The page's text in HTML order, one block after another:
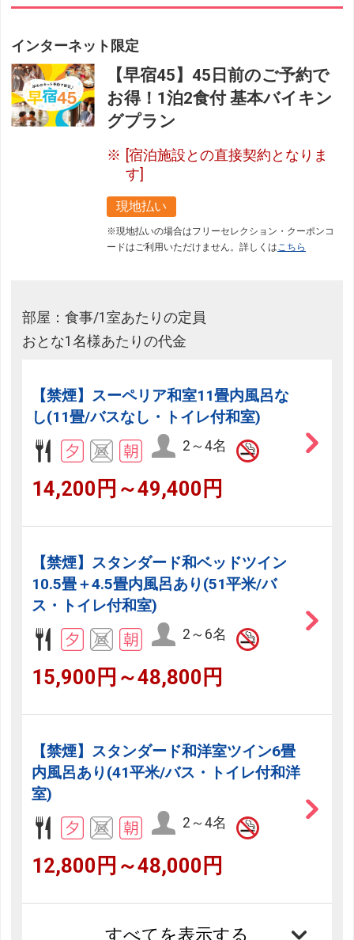
インターネット限定
【早宿45】45日前のご予約で
お得！1泊2食付 基本バイキン
グプラン
[宿泊施設との直接契約となりま
す]
現地払い
※現地払いの場合はフリーセレクション・クーポンコ
ードはご利用いただけません。詳しくはこちら
部屋：食事/1室あたりの定員
おとな1名様あたりの代金
【禁煙】スーペリア和室11畳内風呂な
し(11畳/バスなし・トイレ付和室)
2～4名
14,200円～49,400円
【禁煙】スタンダード和ベッドツイン
10.5畳＋4.5畳内風呂あり(51平米/バ
ス・トイレ付和室)
2～6名
15,900円～48,800円
【禁煙】スタンダード和洋室ツイン6畳
内風呂あり(41平米/バス・トイレ付和洋
室)
2～4名
12,800円～48,000円
すべてを表示する